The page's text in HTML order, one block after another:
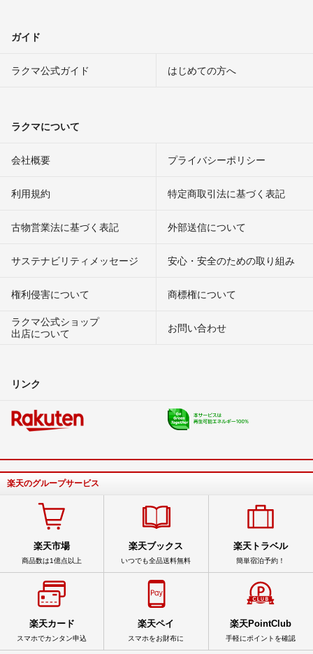
ガイド
ラクマ公式ガイド はじめての方へ
ラクマについて
会社概要 プライバシーポリシー
利用規約 特定商取引法に基づく表記
古物営業法に基づく表記 外部送信について
サステナビリティメッセージ 安心・安全のための取り組み
権利侵害について
商標権について
ラクマ公式ショップ
出店について
お問い合わせ
リンク
楽天のグループサービス
楽天市場
商品数は1億点以上
楽天ブックス
いつでも全品送料無料
楽天トラベル
簡単宿泊予約！
楽天カード
スマホでカンタン申込
楽天ペイ
スマホをお財布に
楽天PointClub
手軽にポイントを確認